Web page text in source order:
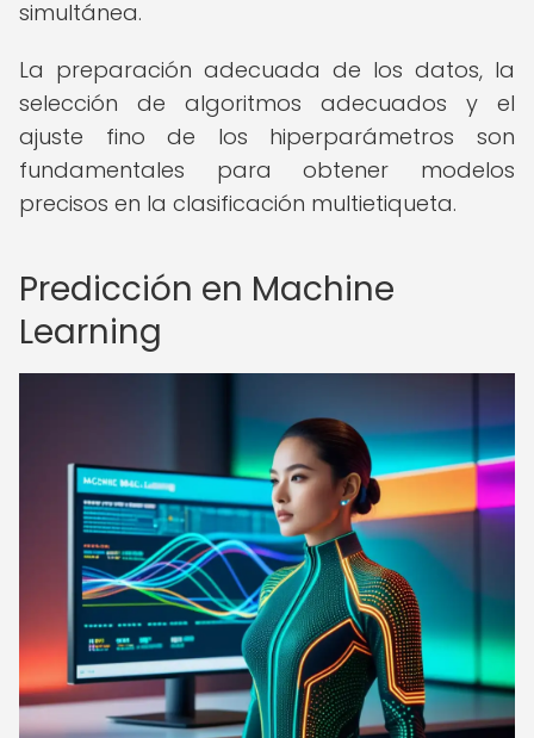
simultánea.
La preparación adecuada de los datos, la
selección de algoritmos adecuados y el
ajuste fino de los hiperparámetros son
fundamentales para obtener modelos
precisos en la clasificación multietiqueta.
Predicción en Machine
Learning